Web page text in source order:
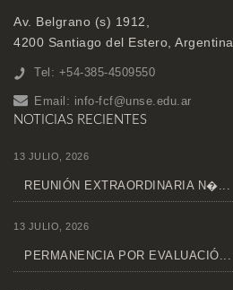
Av. Belgrano (s) 1912,
4200 Santiago del Estero, Argentina
Tel: +54-385-4509550
Email: info-fcf@unse.edu.ar
NOTICIAS RECIENTES
13 JULIO, 2026
REUNIÓN EXTRAORDINARIA N�...
13 JULIO, 2026
PERMANENCIA POR EVALUACIÓ...